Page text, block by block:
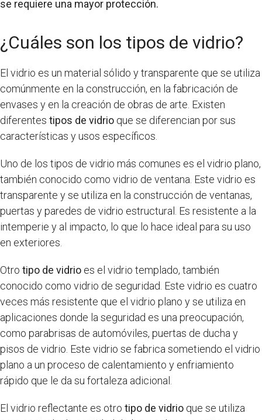
se requiere una mayor protección.
¿Cuáles son los tipos de vidrio?
El vidrio es un material sólido y transparente que se utiliza
comúnmente en la construcción, en la fabricación de
envases y en la creación de obras de arte. Existen
diferentes tipos de vidrio que se diferencian por sus
características y usos específicos.
Uno de los tipos de vidrio más comunes es el vidrio plano,
también conocido como vidrio de ventana. Este vidrio es
transparente y se utiliza en la construcción de ventanas,
puertas y paredes de vidrio estructural. Es resistente a la
intemperie y al impacto, lo que lo hace ideal para su uso
en exteriores.
Otro tipo de vidrio es el vidrio templado, también
conocido como vidrio de seguridad. Este vidrio es cuatro
veces más resistente que el vidrio plano y se utiliza en
aplicaciones donde la seguridad es una preocupación,
como parabrisas de automóviles, puertas de ducha y
pisos de vidrio. Este vidrio se fabrica sometiendo el vidrio
plano a un proceso de calentamiento y enfriamiento
rápido que le da su fortaleza adicional.
El vidrio reflectante es otro tipo de vidrio que se utiliza